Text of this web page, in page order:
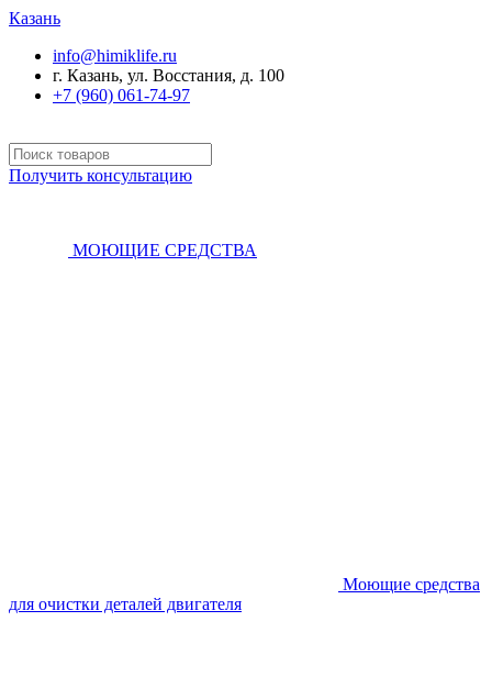
Казань
info@himiklife.ru
г. Казань, ул. Восстания, д. 100
+7 (960) 061-74-97
Получить консультацию
МОЮЩИЕ СРЕДСТВА
Моющие средства
для очистки деталей двигателя